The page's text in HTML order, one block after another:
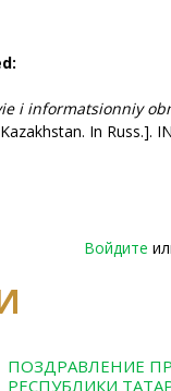
i informatsionniy
In Russ.].
Войдите
ПОЗДРАВЛЕНИЕ
РЕСПУБЛИКИ